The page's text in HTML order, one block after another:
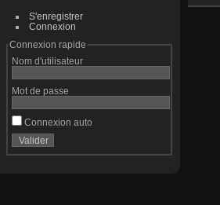
S'enregistrer
Connexion
Connexion rapide
Nom d'utilisateur
Mot de passe
Connexion auto